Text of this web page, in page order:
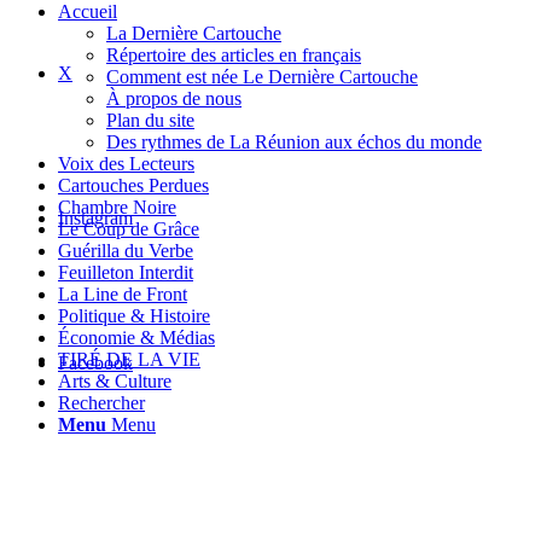
X
Instagram
Facebook
Accueil
La Dernière Cartouche
Répertoire des articles en français
Comment est née Le Dernière Cartouche
À propos de nous
Plan du site
Des rythmes de La Réunion aux échos du monde
Voix des Lecteurs
Cartouches Perdues
Chambre Noire
Le Coup de Grâce
Guérilla du Verbe
Feuilleton Interdit
La Line de Front
Politique & Histoire
Économie & Médias
TIRÉ DE LA VIE
Arts & Culture
Rechercher
Menu Menu